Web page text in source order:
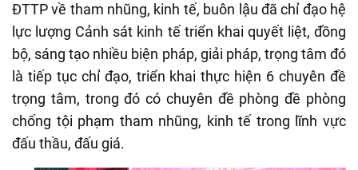
ĐTTP về tham nhũng, kinh tế, buôn lậu đã chỉ đạo hệ
lực lượng Cảnh sát kinh tế triển khai quyết liệt, đồng
bộ, sáng tạo nhiều biện pháp, giải pháp, trọng tâm đó
là tiếp tục chỉ đạo, triển khai thực hiện 6 chuyên đề
trọng tâm, trong đó có chuyên đề phòng đề phòng
chống tội phạm tham nhũng, kinh tế trong lĩnh vực
đấu thầu, đấu giá.